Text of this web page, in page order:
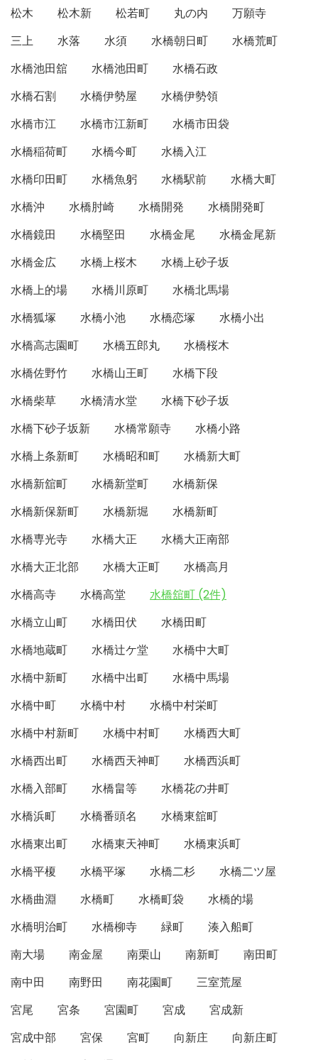
松木
松木新 松若町 丸の内
万願寺
三上
水落 水須 水橋朝日町
水橋荒町
水橋池田舘
水橋池田町
水橋石政
水橋石割
水橋伊勢屋
水橋伊勢領
水橋市江
水橋市江新町
水橋市田袋
水橋稲荷町
水橋今町
水橋入江
水橋印田町
水橋魚躬 水橋駅前
水橋大町
水橋沖
水橋肘崎 水橋開発
水橋開発町
水橋鏡田
水橋堅田 水橋金尾
水橋金尾新
水橋金広
水橋上桜木
水橋上砂子坂
水橋上的場
水橋川原町
水橋北馬場
水橋狐塚
水橋小池 水橋恋塚
水橋小出
水橋高志園町
水橋五郎丸
水橋桜木
水橋佐野竹
水橋山王町
水橋下段
水橋柴草
水橋清水堂
水橋下砂子坂
水橋下砂子坂新
水橋常願寺
水橋小路
水橋上条新町
水橋昭和町
水橋新大町
水橋新舘町
水橋新堂町
水橋新保
水橋新保新町
水橋新堀
水橋新町
水橋専光寺
水橋大正
水橋大正南部
水橋大正北部
水橋大正町
水橋高月
水橋高寺
水橋高堂
水橋舘町 (2件)
水橋立山町
水橋田伏
水橋田町
水橋地蔵町
水橋辻ケ堂
水橋中大町
水橋中新町
水橋中出町
水橋中馬場
水橋中町
水橋中村
水橋中村栄町
水橋中村新町
水橋中村町
水橋西大町
水橋西出町
水橋西天神町
水橋西浜町
水橋入部町
水橋畠等
水橋花の井町
水橋浜町
水橋番頭名
水橋東舘町
水橋東出町
水橋東天神町
水橋東浜町
水橋平榎
水橋平塚 水橋二杉
水橋二ツ屋
水橋曲淵
水橋町 水橋町袋
水橋的場
水橋明治町
水橋柳寺 緑町
湊入船町
南大場
南金屋 南栗山 南新町
南田町
南中田
南野田 南花園町
三室荒屋
宮尾
宮条 宮園町 宮成
宮成新
宮成中部
宮保 宮町 向新庄
向新庄町